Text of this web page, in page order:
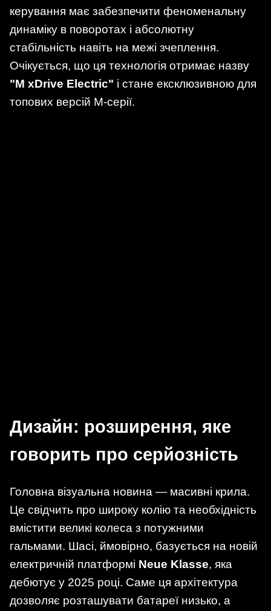
керування має забезпечити феноменальну
динаміку в поворотах і абсолютну
стабільність навіть на межі зчеплення.
Очікується, що ця технологія отримає назву
"M xDrive Electric" і стане ексклюзивною для
топових версій M-серії.
Дизайн: розширення, яке
говорить про серйозність
Головна візуальна новина — масивні крила.
Це свідчить про широку колію та необхідність
вмістити великі колеса з потужними
гальмами. Шасі, ймовірно, базується на новій
електричній платформі Neue Klasse, яка
дебютує у 2025 році. Саме ця архітектура
дозволяє розташувати батареї низько, а